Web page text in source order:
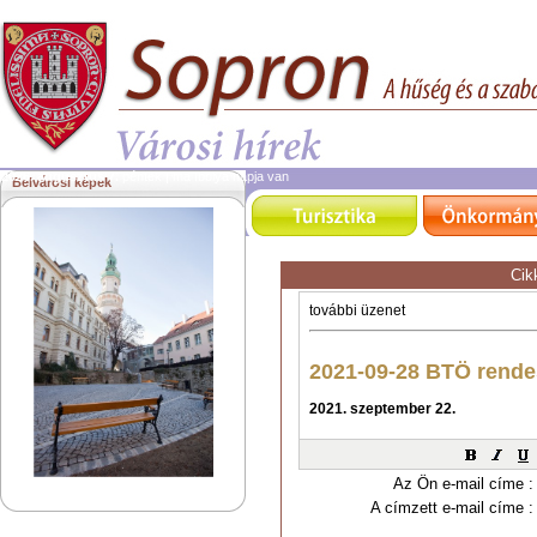
2026. augusztus 7.péntek | ma Ibolya napja van
Belvárosi képek
Az Ön e-mail címe :
A címzett e-mail címe :